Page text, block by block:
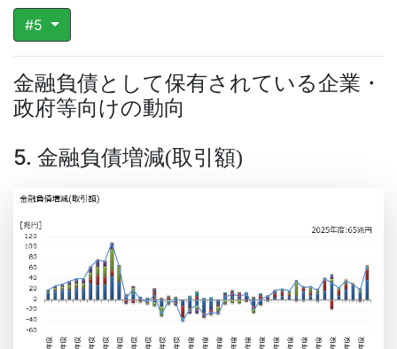
#5
金融負債として保有されている企業・
政府等向けの動向
5. 金融負債増減(取引額)